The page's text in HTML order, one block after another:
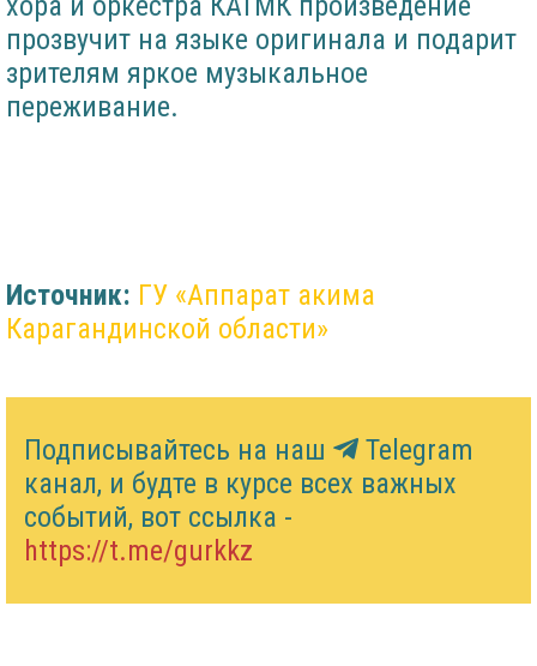
прозвучит на языке оригинала и подарит
зрителям яркое музыкальное
переживание.
Источник: ГУ «Аппарат акима
Карагандинской области»
Подписывайтесь на наш
Telegram
канал, и будте в курсе всех важных
событий, вот ссылка -
https://t.me/gurkkz